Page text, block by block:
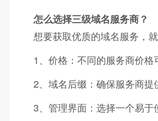
怎么选择三级域名服务商？
想要获取优质的域名服务，
1、价格：不同的服务商价格
2、域名后缀：确保服务商提
3、管理界面：选择一个易于